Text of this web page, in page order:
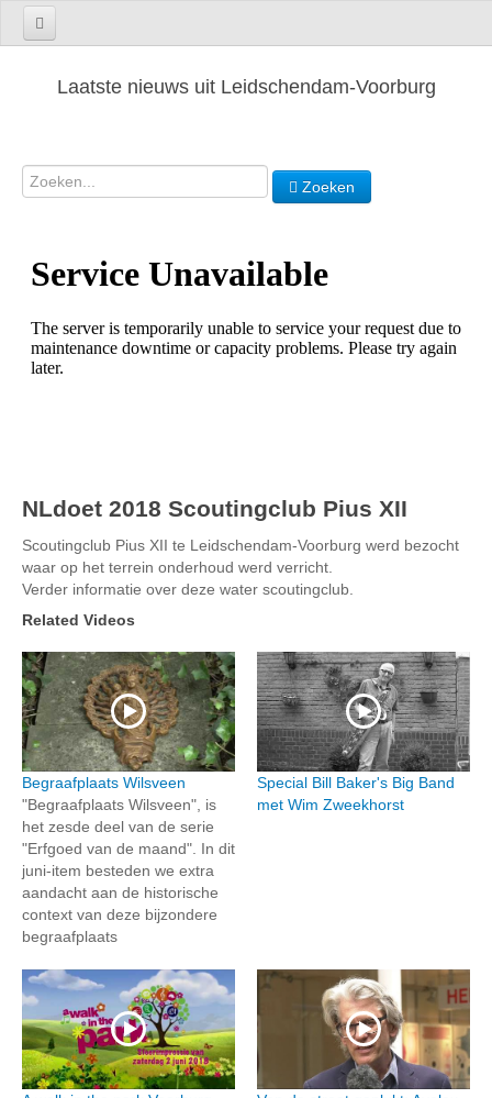
Laatste nieuws uit Leidschendam-Voorburg
Zoeken
NLdoet 2018 Scoutingclub Pius XII
Scoutingclub Pius XII te Leidschendam-Voorburg werd bezocht
waar op het terrein onderhoud werd verricht.
Verder informatie over deze water scoutingclub.
Related Videos
Begraafplaats Wilsveen
"Begraafplaats Wilsveen", is
het zesde deel van de serie
"Erfgoed van de maand". In dit
juni-item besteden we extra
aandacht aan de historische
context van deze bijzondere
begraafplaats
Special Bill Baker's Big Band
met Wim Zweekhorst